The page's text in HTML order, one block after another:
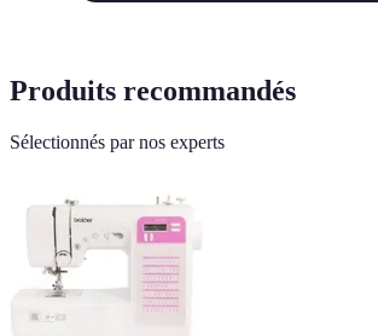
Produits recommandés
Sélectionnés par nos experts